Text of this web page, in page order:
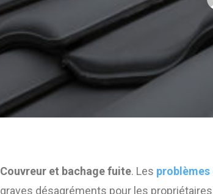
Couvreur et bachage fuite. Les
graves désagréments pour les